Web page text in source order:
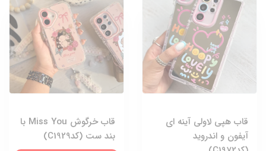
قاب هپی لاولی آینه ای
آیفون و اندروید
قاب خرگوش Miss You با
بند ست (کدC1929)